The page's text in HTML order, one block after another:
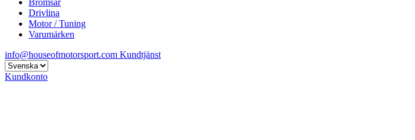
Bromsar
Drivlina
Motor / Tuning
Varumärken
info@houseofmotorsport.com Kundtjänst
Kundkonto